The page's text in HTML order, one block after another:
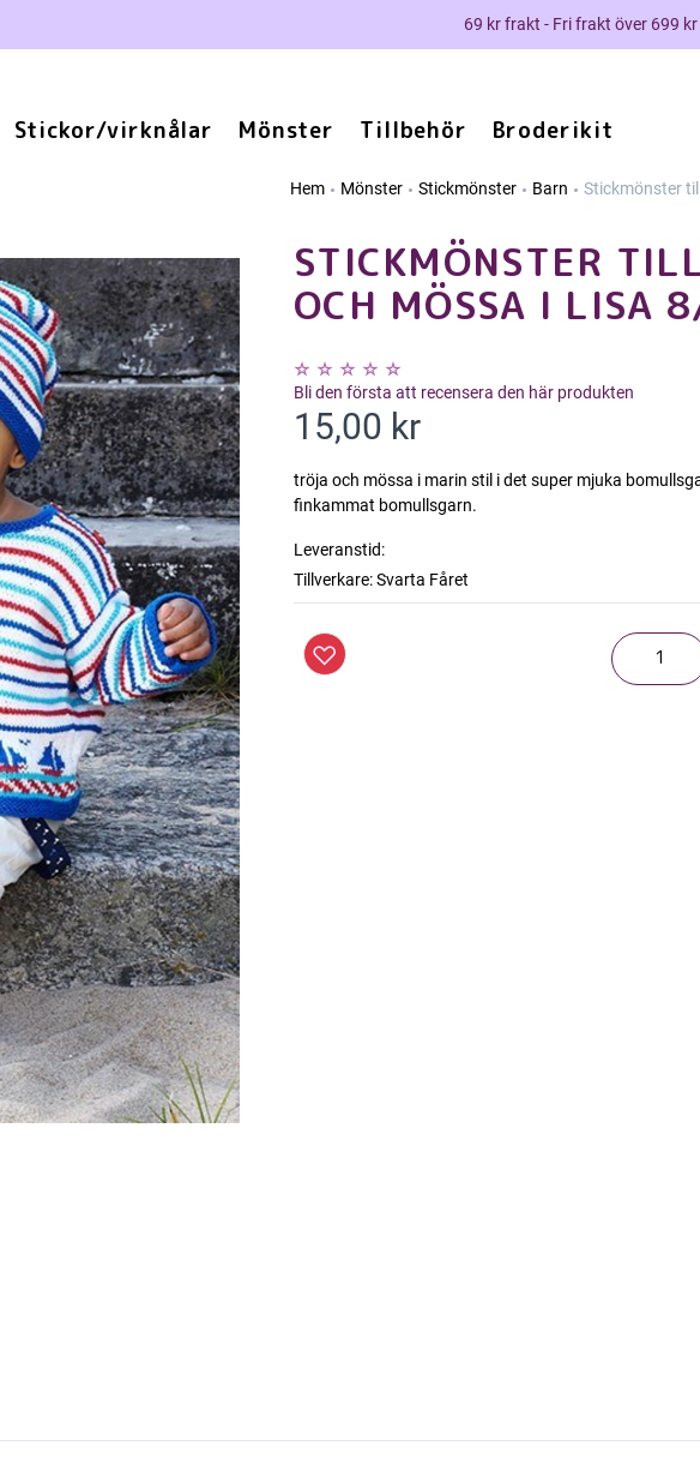
69 kr frakt - Fri frakt över 699
Stickor/virknålar Mönster Tillbehör Broderikit
Hem Mönster Stickmönster Barn Stickmönster
STICKMÖNSTER
OCH MÖSSA I LISA
Bli den första att recensera den här produkten
15,00 kr
tröja och mössa i marin stil i det super mjuka
finkammat bomullsgarn.
Leveranstid:
Tillverkare:Svarta Fåret